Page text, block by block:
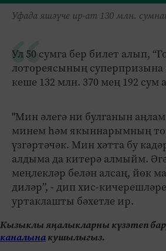
Уфада яшәүче ир-ат 130 млн.
Ул 50 сумга бер билет алып,
лотореясының суперпризына
кеше 132 млн. 370 мең 192 сум
"Мин әлегә ни булганын
минем һәм якыннарымның
үзгәртәчәк. Мин хәтта бу
алдыма да китерә алмыйм.
меңлекләр белән алсаң, йөк
диләр”, - дип хис-
уртаклашты бәхетле ир.
Кызыклы яңалыкларны күзәтеп
каналынакушылыгыз.